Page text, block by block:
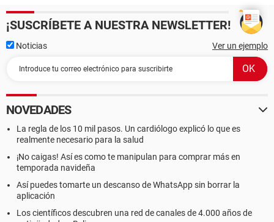
¡SUSCRÍBETE A NUESTRA NEWSLETTER!
Noticias Ver un ejemplo
NOVEDADES
La regla de los 10 mil pasos. Un cardiólogo explicó lo que es
realmente necesario para la salud
¡No caigas! Así es como te manipulan para comprar más en
temporada navideña
Así puedes tomarte un descanso de WhatsApp sin borrar la
aplicación
Los científicos descubren una red de canales de 4.000 años de